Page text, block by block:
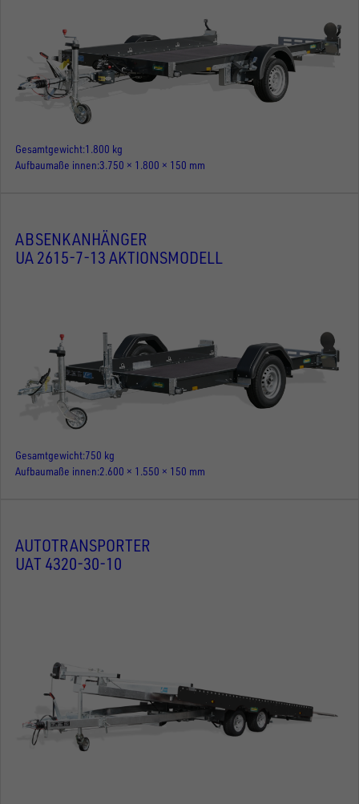
Gesamtgewicht 1.800 kg
Aufbaumaße innen 3.750 × 1.800 × 150 mm
ABSENKANHÄNGER
UA 2615-7-13 AKTIONSMODELL
Gesamtgewicht 750 kg
Aufbaumaße innen 2.600 × 1.550 × 150 mm
AUTOTRANSPORTER
UAT 4320-30-10